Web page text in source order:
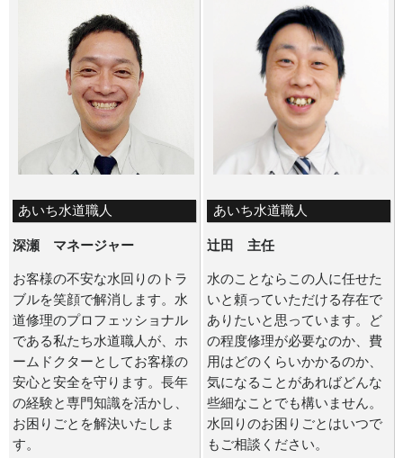
あいち水道職人
深瀬 マネージャー
お客様の不安な水回りのトラ
ブルを笑顔で解消します。水
道修理のプロフェッショナル
である私たち水道職人が、ホ
ームドクターとしてお客様の
安心と安全を守ります。長年
の経験と専門知識を活かし、
お困りごとを解決いたしま
す。
あいち水道職人
辻田 主任
水のことならこの人に任せた
いと頼っていただける存在で
ありたいと思っています。ど
の程度修理が必要なのか、費
用はどのくらいかかるのか、
気になることがあればどんな
些細なことでも構いません。
水回りのお困りごとはいつで
もご相談ください。